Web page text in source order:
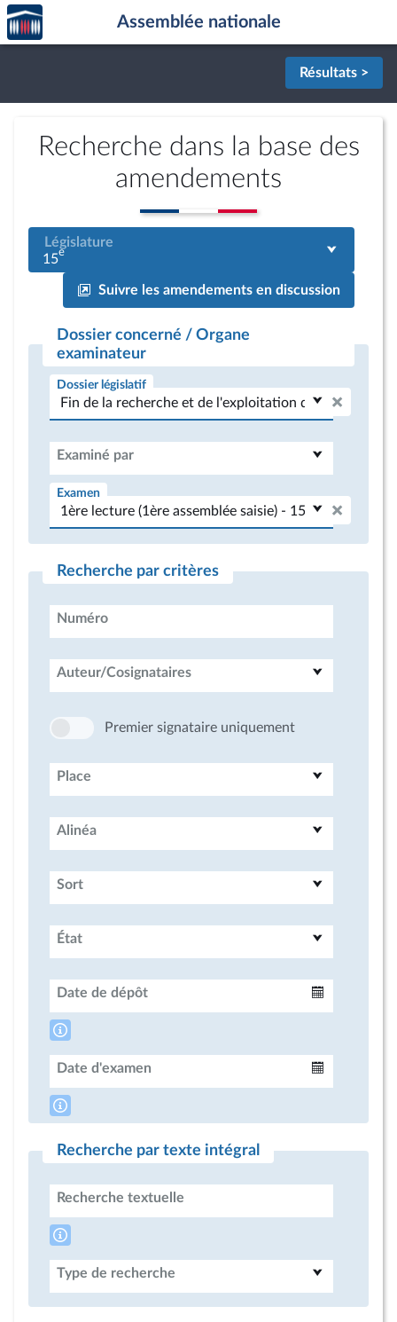
Aller au contenu
Aller en bas de la page
Accèder
à la
page
Assemblée nationale
Résultats >
Recherche dans la base des
amendements
Législature
15e
Suivre les amendements en discussion
Dossier concerné / Organe
examinateur
Dossier législatif
Examiné par
Examen
Recherche par critères
Numéro
Auteur/Cosignataires
Premier signataire uniquement
Place
Alinéa
Sort
État
Date de dépôt
Date d'examen
Recherche par texte intégral
Recherche textuelle
Type de recherche